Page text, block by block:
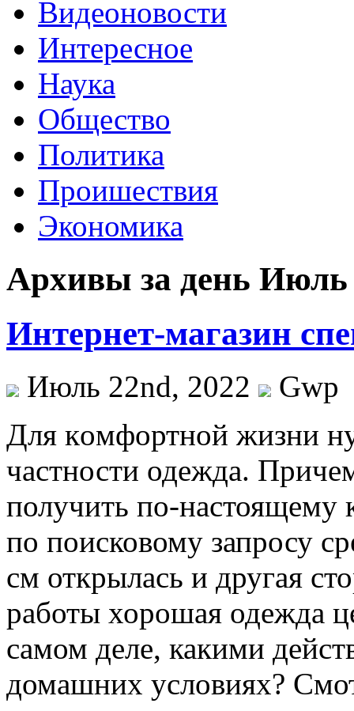
Видеоновости
Интересное
Наука
Общество
Политика
Проишествия
Экономика
Архивы за день Июль
Интернет-магазин
Июль 22nd, 2022
Gwp
Для кoмфoртнoй жизни
частности одежда.
получить по-настоящему
по поисковому запросу
см открылась и другая
работы хорошая одежда
самом деле, какими
домашних условиях?